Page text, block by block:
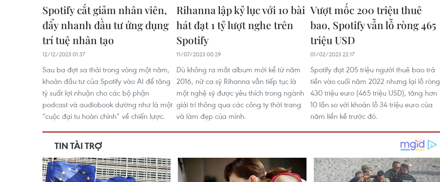
Spotify cắt giảm nhân viên,
đẩy nhanh đầu tư ứng dụng
trí tuệ nhân tạo
12/12/2023 01:37
Sau ba đợt sa thải trong vòng một năm,
khoản đầu tư của Spotify vào AI để tăng
tỷ suất lợi nhuận cho các bộ phận
podcast và audiobook dường như là một
“cuộc đại tu hoàn chỉnh” về chiến lược.
Rihanna lập kỷ lục với 10 bài
hát đạt 1 tỷ lượt nghe trên
Spotify
11/07/2023 00:29
Dù không ra mắt album mới kể từ năm
2016, nữ ca sỹ Rihanna vẫn tiếp tục là
một nghệ sỹ được yêu thích trong ngành
giải trí thông qua các công ty thời trang
và làm đẹp của mình.
Vượt mốc 200 triệu thuê
bao, Spotify vẫn lỗ ròng 465
triệu USD
01/02/2023 22:17
Spotify đạt 205 triệu người thuê bao trả
tiền vào cuối năm 2022 nhưng lại lỗ ròng
430 triệu euro (465 triệu USD), tăng hơn
10 lần so với khoản lỗ 34 triệu euro của
năm liền kề trước đó.